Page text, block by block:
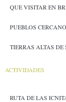
QUE VISITAR EN
PUEBLOS
TIERRAS ALTAS DE
ACTIVIDADES
RUTA DE LAS